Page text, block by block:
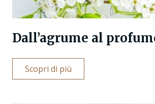
Dall’agrume al
Scopri di più